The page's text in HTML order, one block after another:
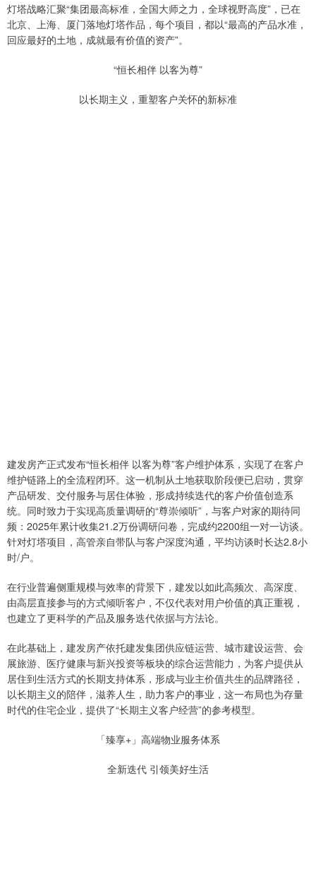
灯塔战略汇聚“集团最高标准，全国大师之力，全球视野高度”，已在
北京、上海、厦门落地灯塔作品，每个项目，都以“最高的产品水准，
回应最好的土地，成就最有价值的资产”。
“恒长相伴 以客为尊”
以长期主义，重塑客户关怀的新标准
建发房产正式发布“恒长相伴 以客为尊”客户维护体系，实现了在客户
维护链路上的全流程闭环。这一机制从土地获取阶段便已启动，贯穿
产品研发、交付服务与居住体验，形成持续迭代的客户价值创造系
统。同时致力于实现高质量调研的“尊崇倾听”，与客户对家的期待同
频：2025年累计收集21.2万份调研问卷，完成约2200组一对一访谈。
针对灯塔项目，高管亲自带队与客户深度沟通，平均访谈时长达2.8小
时/户。
在行业普遍侧重规模与效率的背景下，建发以如此高频次、高深度、
由高层直接参与的方式倾听客户，不仅代表对用户价值的真正重视，
也建立了更科学的产品及服务迭代依据与方法论。
在此基础上，建发房产依托建发集团供应链运营、城市建设运营、会
展旅游、医疗健康与新兴投资等板块的综合运营能力，为客户提供从
居住到生活方式的长期支持体系，形成与业主价值共生的品牌路径，
以长期主义的陪伴，滋养人生，助力客户的事业，这一布局也为存量
时代的住宅企业，提供了“长期主义客户经营”的参考模型。
「臻享+」高端物业服务体系
全新迭代 引领美好生活